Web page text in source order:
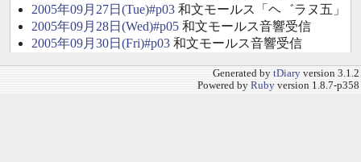
2005年09月27日(Tue)#p03 和文モールス「ヘ゛ラヌ五」
2005年09月28日(Wed)#p05 和文モールス音響受信
2005年09月30日(Fri)#p03 和文モールス音響受信
Generated by tDiary version 3.1.2
Powered by Ruby version 1.8.7-p358